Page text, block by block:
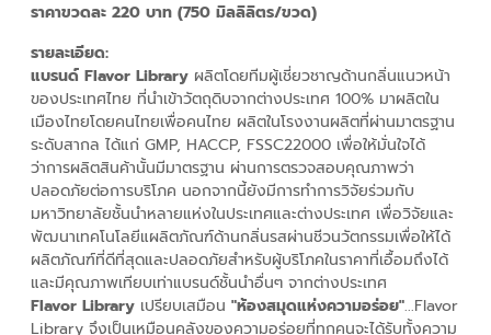
ราคาขวดละ 220 บาท (750 มิลลิลิตร/ขวด)
รายละเอียด:
แบรนด์ Flavor Library ผลิตโดยทีมผู้เชี่ยวชาญด้านกลิ่นแนวหน้า
ของประเทศไทย ที่นำเข้าวัตถุดิบจากต่างประเทศ 100% มาผลิตใน
เมืองไทยโดยคนไทยเพื่อคนไทย ผลิตในโรงงานผลิตที่ผ่านมาตรฐาน
ระดับสากล ได้แก่ GMP, HACCP, FSSC22000 เพื่อให้มั่นใจได้
ว่าการผลิตสินค้านั้นมีมาตรฐาน ผ่านการตรวจสอบคุณภาพว่า
ปลอดภัยต่อการบริโภค นอกจากนี้ยังมีการทำการวิจัยร่วมกับ
มหาวิทยาลัยชั้นนำหลายแห่งในประเทศและต่างประเทศ เพื่อวิจัยและ
พัฒนาเทคโนโลยีแผลิตภัณฑ์ด้านกลิ่นรสผ่านชีวนวัตกรรมเพื่อให้ได้
ผลิตภัณฑ์ที่ดีที่สุดและปลอดภัยสำหรับผู้บริโภคในราคาที่เอื้อมถึงได้
และมีคุณภาพเทียบเท่าแบรนด์ชั้นนำอื่นๆ จากต่างประเทศ
Flavor Library เปรียบเสมือน "ห้องสมุดแห่งความอร่อย"...Flavor
Library จึงเป็นเหมือนคลังของความอร่อยที่ทุกคนจะได้รับทั้งความ